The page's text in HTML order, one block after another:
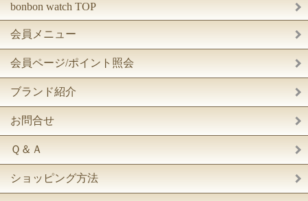
bonbon watch TOP
会員メニュー
会員ページ/ポイント照会
ブランド紹介
お問合せ
Ｑ＆Ａ
ショッピング方法